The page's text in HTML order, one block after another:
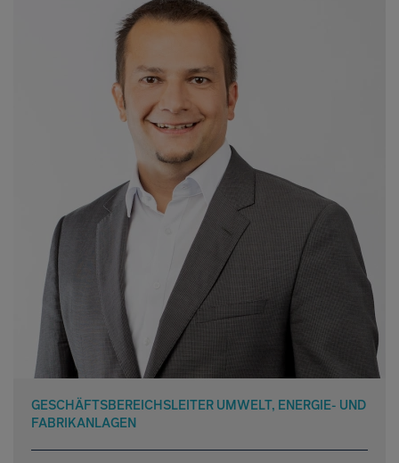
GESCHÄFTSBEREICHSLEITER UMWELT, ENERGIE- UND
FABRIKANLAGEN